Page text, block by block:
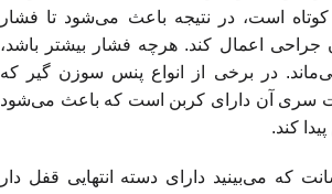
است، در نتیجه باعث می‌شود تا فشار
جراحی اعمال کند. هرچه فشار بیشتر باشد،
در برخی از انواع پنس سوزن گیر که
سری آن دارای کربن است که باعث می‌شود
کند.
سوزن گیر 14 سانت که می‌بینید دارای دسته انتهایی قفل دار